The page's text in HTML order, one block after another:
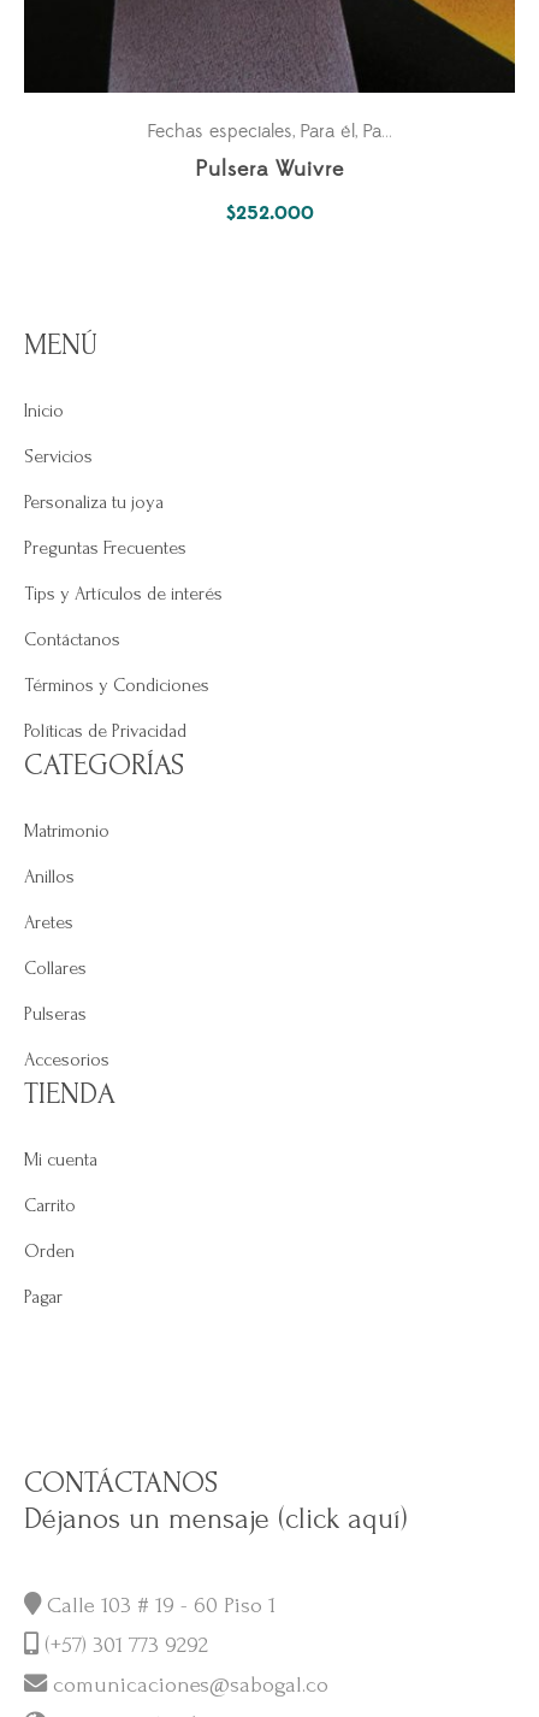
Fechas especiales, Para él, Parejas
Pulsera Wuivre
$252.000
MENÚ
Inicio
Servicios
Personaliza tu joya
Preguntas Frecuentes
Tips y Artículos de interés
Contáctanos
Términos y Condiciones
Políticas de Privacidad
CATEGORÍAS
Matrimonio
Anillos
Aretes
Collares
Pulseras
Accesorios
TIENDA
Mi cuenta
Carrito
Orden
Pagar
CONTÁCTANOS
Déjanos un mensaje (click aquí)
Calle 103 # 19 - 60 Piso 1
(+57) 301 773 9292
comunicaciones@sabogal.co